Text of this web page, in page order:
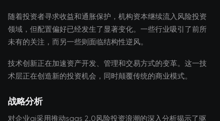
随着投资者寻求收益和通胀保护，机构资本继续流入风险投资
领域，但配置偏好已经发生了显著变化。一些行业吸引了前所
未有的关注，而另一些则面临结构性逆风。
技术创新正在加速资产开发、管理和交易方式的变革。这一技
术层正在创造新的投资机会，同时颠覆传统的商业模式。
战略分析
对企业ai采用推动saas 2.0风险投资浪潮的深入分析揭示了驱